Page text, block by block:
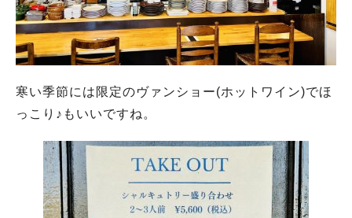
寒い季節には限定のヴァンショー(ホットワイン)でほ
っこり♪もいいですね。